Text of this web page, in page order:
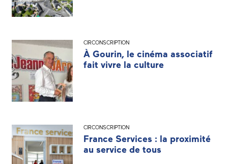
CIRCONSCRIPTION
À Gourin, le cinéma associatif
fait vivre la culture
CIRCONSCRIPTION
France Services : la proximité
au service de tous